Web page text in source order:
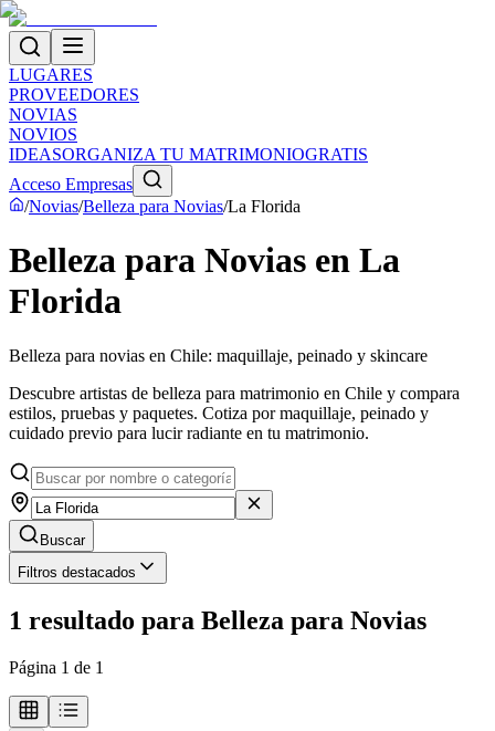
LUGARES
PROVEEDORES
NOVIAS
NOVIOS
IDEASORGANIZA TU MATRIMONIOGRATIS
Acceso Empresas
/Novias/Belleza para Novias/La Florida
Belleza para Novias en La
Florida
Belleza para novias en Chile: maquillaje, peinado y skincare
Descubre artistas de belleza para matrimonio en Chile y compara
estilos, pruebas y paquetes. Cotiza por maquillaje, peinado y
cuidado previo para lucir radiante en tu matrimonio.
Buscar
Filtros destacados
1 resultado para Belleza para Novias
Página 1 de 1